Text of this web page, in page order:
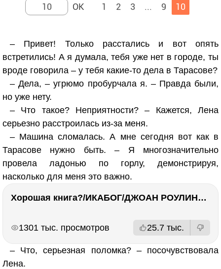
1 2 3 ... 9 10
– Привет! Только расстались и вот опять
встретились! А я думала, тебя уже нет в городе, ты
вроде говорила – у тебя какие-то дела в Тарасове?
– Дела, – угрюмо пробурчала я. – Правда были,
но уже нету.
– Что такое? Неприятности? – Кажется, Лена
серьезно расстроилась из-за меня.
– Машина сломалась. А мне сегодня вот как в
Тарасове нужно быть. – Я многозначительно
провела ладонью по горлу, демонстрируя,
насколько для меня это важно.
Хорошая книга?/ИКАБОГ/ДЖОАН РОУЛИНГ/Есть ли смысл покупать?
1301 тыс. просмотров 25.7 тыс.
– Что, серьезная поломка? – посочувствовала
Лена.